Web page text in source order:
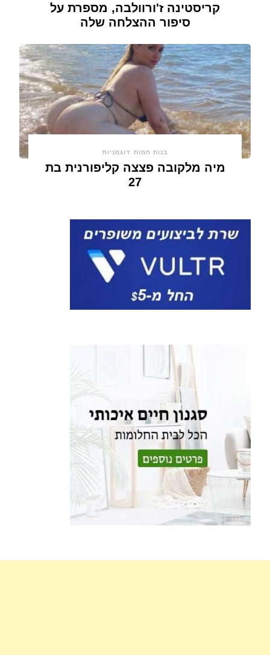
קריסטינה ז'ורוולבה, מספרת על
סיפור ההצלחה שלה
בנות חמות דוגמניות
מיה מלקובה פצצה קליפורנית בת
27